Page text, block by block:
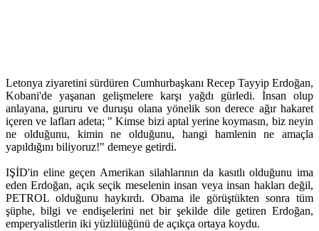
Letonya ziyaretini sürdüren Cumhurbaşkanı Recep Tayyip Erdoğan,
Kobani'de yaşanan gelişmelere karşı yağdı gürledi. İnsan olup
anlayana, gururu ve duruşu olana yönelik son derece ağır hakaret
içeren ve lafları adeta; " Kimse bizi aptal yerine koymasın, biz neyin
ne olduğunu, kimin ne olduğunu, hangi hamlenin ne amaçla
yapıldığını biliyoruz!" demeye getirdi.
IŞİD'in eline geçen Amerikan silahlarının da kasıtlı olduğunu ima
eden Erdoğan, açık seçik meselenin insan veya insan hakları değil,
PETROL olduğunu haykırdı. Obama ile görüştükten sonra tüm
şüphe, bilgi ve endişelerini net bir şekilde dile getiren Erdoğan,
emperyalistlerin iki yüzlülüğünü de açıkça ortaya koydu.